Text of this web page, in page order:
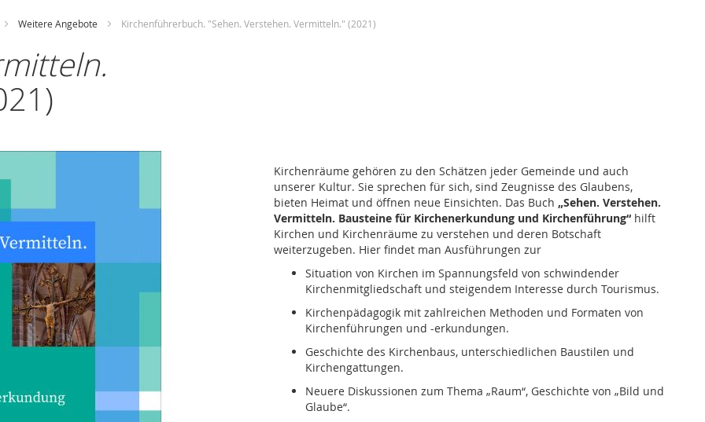
Weitere Angebote Kirchenführerbuch. "Sehen. Verstehen. Vermitteln." (2021)
Kirchenräume gehören zu den Schätzen jeder Gemeinde und auch
unserer Kultur. Sie sprechen für sich, sind Zeugnisse des Glaubens,
bieten Heimat und öffnen neue Einsichten. Das Buch „Sehen. Verstehen.
Vermitteln. Bausteine für Kirchenerkundung und Kirchenführung“ hilft
Kirchen und Kirchenräume zu verstehen und deren Botschaft
weiterzugeben. Hier findet man Ausführungen zur
Situation von Kirchen im Spannungsfeld von schwindender
Kirchenmitgliedschaft und steigendem Interesse durch Tourismus.
Kirchenpädagogik mit zahlreichen Methoden und Formaten von
Kirchenführungen und -erkundungen.
Geschichte des Kirchenbaus, unterschiedlichen Baustilen und
Kirchengattungen.
Neuere Diskussionen zum Thema „Raum“, Geschichte von „Bild und
Glaube“.